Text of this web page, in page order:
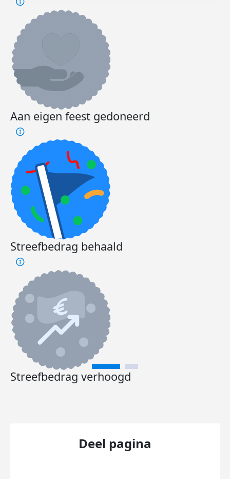
Aan eigen feest gedoneerd
Streefbedrag behaald
Streefbedrag verhoogd
Deel pagina